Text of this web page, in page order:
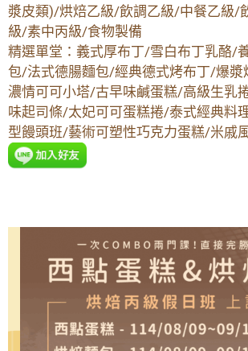
漿皮類)/烘焙乙級/飲調乙級/中餐乙級/
級/素中丙級/食物製備
精選單堂：義式厚布丁/雪白布丁乳酪/
包/法式德腸麵包/經典德式烤布丁/爆漿
濃情可可小塔/古早味鹹蛋糕/高級生乳
味起司條/太妃可可蛋糕捲/泰式經典料
型饅頭班/藝術可塑性巧克力蛋糕/米戚